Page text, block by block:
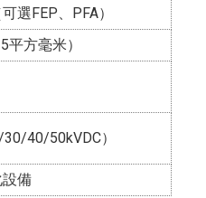
選FEP、PFA）
平方毫米）
40/50kVDC）
備